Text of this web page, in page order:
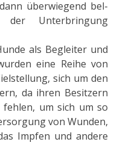
überwiegend bel­
Unterbringung
als Begleiter und
eine Reihe von
sich um den
da ihren Besitzern
um sich um so
von Wunden,
Impfen und andere